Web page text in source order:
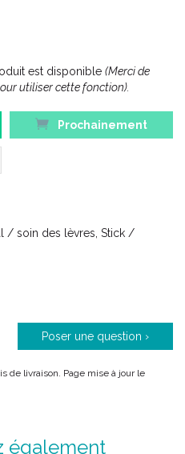
et fragilisées, agressions
protège des agressions
C et E protègent des
à leurs actions anti-oxydante
est disponible (Merci de
utiliser cette fonction).
Prochainement
/ soin des lèvres, Stick /
Poser une question ›
de livraison. Page mise à jour le
également